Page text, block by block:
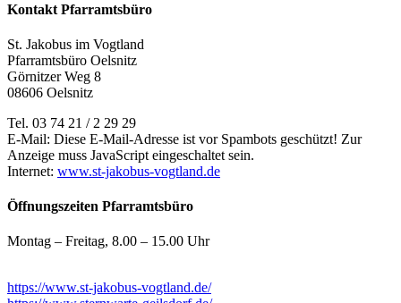
Kontakt Pfarramtsbüro
St. Jakobus im Vogtland
Pfarramtsbüro Oelsnitz
Görnitzer Weg 8
08606 Oelsnitz
Tel. 03 74 21 / 2 29 29
E-Mail: Diese E-Mail-Adresse ist vor Spambots geschützt! Zur
Anzeige muss JavaScript eingeschaltet sein.
Internet: www.st-jakobus-vogtland.de
Öffnungszeiten Pfarramtsbüro
Montag – Freitag, 8.00 – 15.00 Uhr
https://www.st-jakobus-vogtland.de/